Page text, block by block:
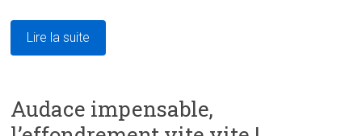
Lire la suite
Audace impensable,